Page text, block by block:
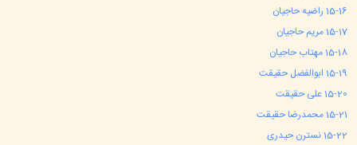
15-16
راضیه حاجیان
15-17
مریم حاجیان
15-18
مهتاب حاجیان
15-19
ابوالفضل حقیقت
15-20
علی حقیقت
15-21
محمدرضا حقیقت
15-22
نسترن حیدری